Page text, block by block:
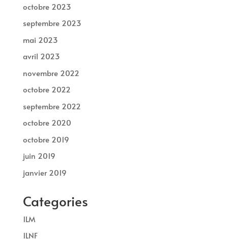
octobre 2023
septembre 2023
mai 2023
avril 2023
novembre 2022
octobre 2022
septembre 2022
octobre 2020
octobre 2019
juin 2019
janvier 2019
Categories
1LM
1LNF